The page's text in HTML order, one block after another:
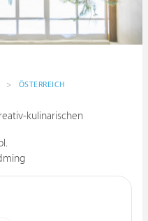
> ÖSTERREICH
kulinarischen